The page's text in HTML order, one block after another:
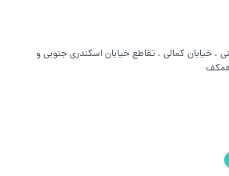
، خیابان کمالی ، تقاطع خیابان اسکندری جنوبی و